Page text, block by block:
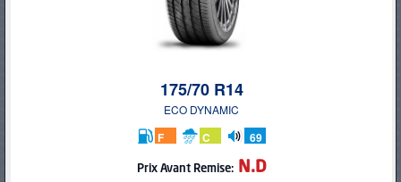
175/70 R14
ECO DYNAMIC
F C
69
Prix Avant Remise:N.D